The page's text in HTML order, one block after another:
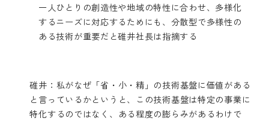
一人ひとりの創造性や地域の特性に合わせ、多様化
するニーズに対応するためにも、分散型で多様性の
ある技術が重要だと碓井社長は指摘する
碓井：私がなぜ「省・小・精」の技術基盤に価値がある
と言っているかというと、この技術基盤は特定の事業に
特化するのではなく、ある程度の膨らみがあるわけで